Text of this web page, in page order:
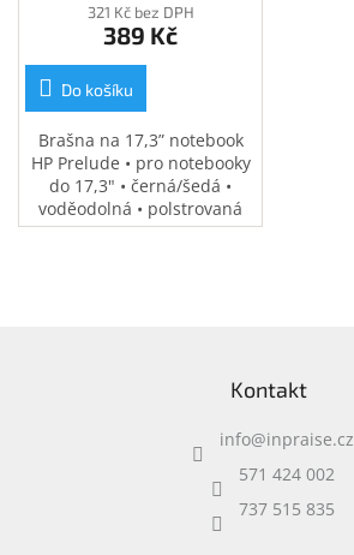
321 Kč bez DPH
389 Kč
Do košíku
Brašna na 17,3” notebook
HP Prelude • pro notebooky
do 17,3" • černá/šedá •
voděodolná • polstrovaná
přihrádka na notebook •
Kontakt
info@inpraise.cz
571 424 002
737 515 835